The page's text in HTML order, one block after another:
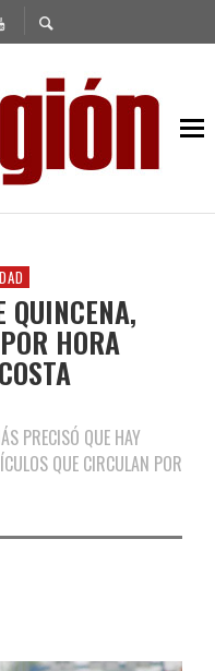
QUINCENA,
HORA
PRECISÓ QUE HAY
QUE CIRCULAN POR